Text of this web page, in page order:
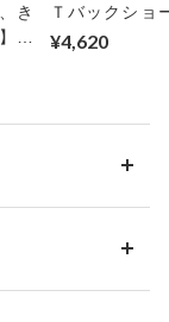
は
こちら
ズ/カラー）もあ
き
パ
ラ
Ｔバックショ
¥4,620